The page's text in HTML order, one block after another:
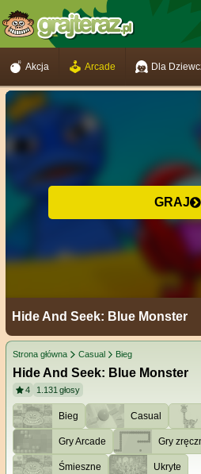
Akcja Arcade Dla
GRAJ
Hide And Seek: Blue Monster
Strona główna Casual Bieg
Hide And Seek: Blue Monster
4 1.131głosy
Bieg Casual
Gry Arcade Gry
Śmieszne Ukryte